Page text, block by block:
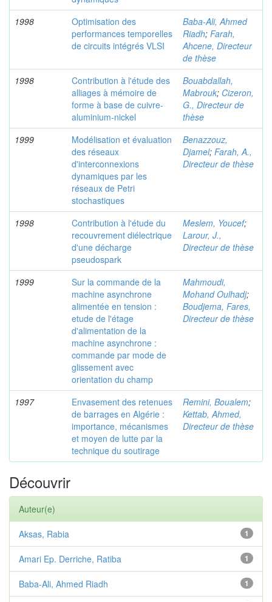
1998
Optimisation des
performances temporelles
de circuits intégrés VLSI
Baba-Ali, Ahmed
Riadh; Farah,
Ahcene, Directeur
de thèse
1998
Contribution à l'étude des
alliages à mémoire de
forme à base de cuivre-
aluminium-nickel
Bouabdallah,
Mabrouk; Cizeron,
G., Directeur de
thèse
1999
Modélisation et évaluation
des réseaux
d'interconnexions
dynamiques par les
réseaux de Petri
stochastiques
Benazzouz,
Djamel; Farah, A.,
Directeur de thèse
1998
Contribution à l'étude du
recouvrement diélectrique
d'une décharge
pseudospark
Meslem, Youcef;
Larour, J.,
Directeur de thèse
1999
Sur la commande de la
machine asynchrone
alimentée en tension :
etude de l'étage
d'alimentation de la
machine asynchrone :
commande par mode de
glissement avec
orientation du champ
Mahmoudi,
Mohand Oulhadj;
Boudjema, Fares,
Directeur de thèse
1997
Envasement des retenues
de barrages en Algérie :
importance, mécanismes
et moyen de lutte par la
technique du soutirage
Remini, Boualem;
Kettab, Ahmed,
Directeur de thèse
Découvrir
Auteur(e)
1
Aksas, Rabia
1
Amari Ep. Derriche, Ratiba
1
Baba-Ali, Ahmed Riadh